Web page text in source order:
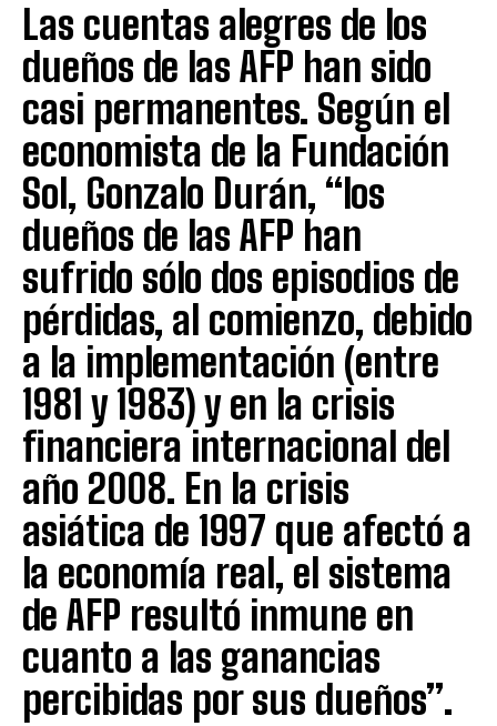
Las cuentas alegres de los
dueños de las AFP han sido
casi permanentes. Según el
economista de la Fundación
Sol, Gonzalo Durán, “los
dueños de las AFP han
sufrido sólo dos episodios de
pérdidas, al comienzo, debido
a la implementación (entre
1981 y 1983) y en la crisis
financiera internacional del
año 2008. En la crisis
asiática de 1997 que afectó a
la economía real, el sistema
de AFP resultó inmune en
cuanto a las ganancias
percibidas por sus dueños”.